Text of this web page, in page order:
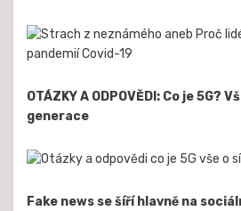
OTÁZKY A ODPOVĚDI: Co je 5G?
generace
Fake news se šíří hlavně na